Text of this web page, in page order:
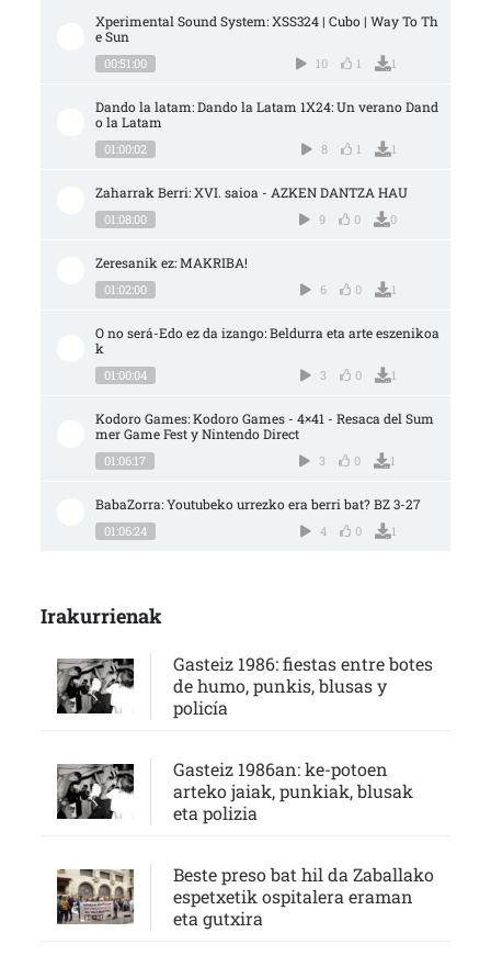
Xperimental Sound System: XSS324 | Cubo | Way To Th
e Sun
00:51:00 10 1 1
Dando la latam: Dando la Latam 1X24: Un verano Dand
o la Latam
01:00:02 8 1 1
Zaharrak Berri: XVI. saioa - AZKEN DANTZA HAU
01:08:00 9 0 0
Zeresanik ez: MAKRIBA!
01:02:00 6 0 1
O no será-Edo ez da izango: Beldurra eta arte eszenikoa
k
01:00:04 3 0 1
Kodoro Games: Kodoro Games - 4×41 - Resaca del Sum
mer Game Fest y Nintendo Direct
01:06:17 3 0 1
BabaZorra: Youtubeko urrezko era berri bat? BZ 3-27
01:06:24 4 0 1
Irakurrienak
Gasteiz 1986: fiestas entre botes
de humo, punkis, blusas y
policía
Gasteiz 1986an: ke-potoen
arteko jaiak, punkiak, blusak
eta polizia
Beste preso bat hil da Zaballako
espetxetik ospitalera eraman
eta gutxira